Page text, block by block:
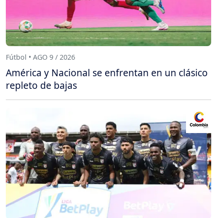
Fútbol • AGO 9 / 2026
América y Nacional se enfrentan en un clásico
repleto de bajas